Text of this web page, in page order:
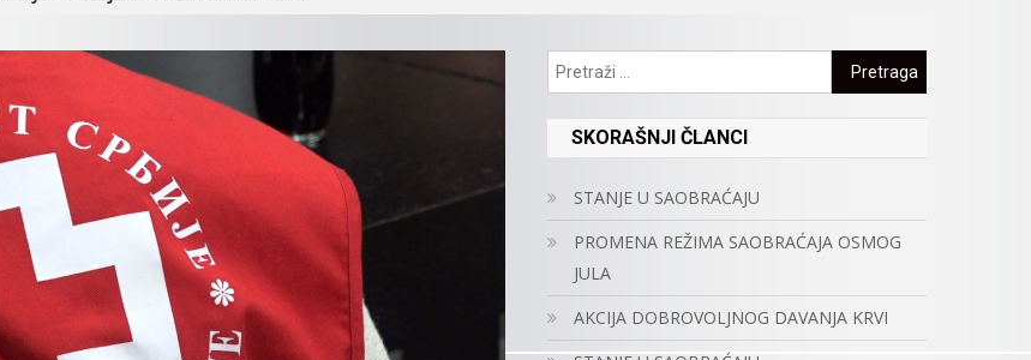
Pretraga:
SKORAŠNJI ČLANCI
STANJE U SAOBRAĆAJU
PROMENA REŽIMA SAOBRAĆAJA OSMOG
JULA
AKCIJA DOBROVOLJNOG DAVANJA KRVI